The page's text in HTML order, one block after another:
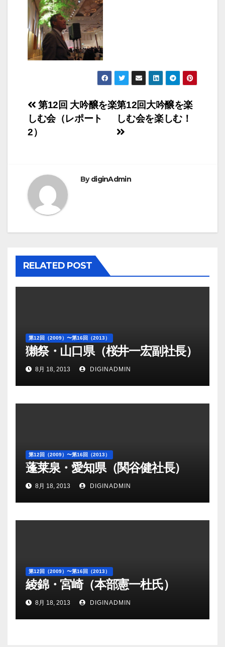
投
稿
ビ
ゲ
ー
シ
ョ
ン
第12回大吟醸を楽
しむ会を楽しむ！
第12回 大吟醸を楽
しむ会（レポート
2）
BydiginAdmin
RELATED POST
第12回（2009）〜第16回（2013）
獺祭・山口県（桜井一宏副社長）
8月 18, 2013 DIGINADMIN
第12回（2009）〜第16回（2013）
蓬莱泉・愛知県（関谷健社長）
8月 18, 2013 DIGINADMIN
第12回（2009）〜第16回（2013）
綾錦・宮崎（本部憲一杜氏）
8月 18, 2013 DIGINADMIN